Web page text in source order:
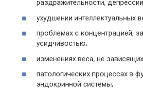
раздражительности,
ухудшении интеллектуальных
проблемах с концентрацией,
усидчивостью;
изменениях веса, не
патологических процессах в
эндокринной системы;